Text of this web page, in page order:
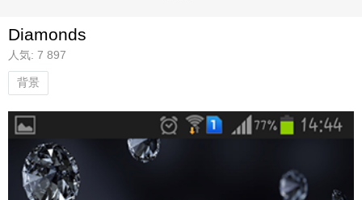
Diamonds
人気: 7 897
背景